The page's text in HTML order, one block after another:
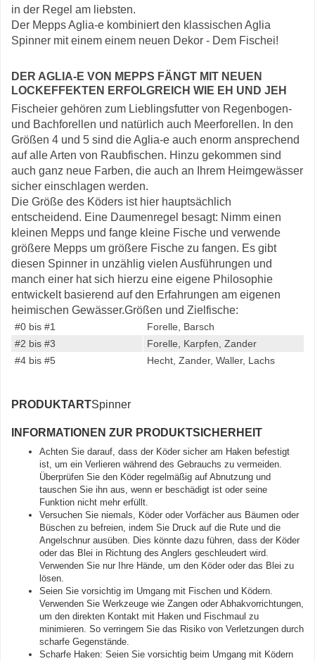
in der Regel am liebsten.
Der Mepps Aglia-e kombiniert den klassischen Aglia
Spinner mit einem einem neuen Dekor - Dem Fischei!
DER AGLIA-E VON MEPPS FÄNGT MIT NEUEN
LOCKEFFEKTEN ERFOLGREICH WIE EH UND JEH
Fischeier gehören zum Lieblingsfutter von Regenbogen-
und Bachforellen und natürlich auch Meerforellen. In den
Größen 4 und 5 sind die Aglia-e auch enorm ansprechend
auf alle Arten von Raubfischen. Hinzu gekommen sind
auch ganz neue Farben, die auch an Ihrem Heimgewässer
sicher einschlagen werden.
Die Größe des Köders ist hier hauptsächlich
entscheidend. Eine Daumenregel besagt: Nimm einen
kleinen Mepps und fange kleine Fische und verwende
größere Mepps um größere Fische zu fangen. Es gibt
diesen Spinner in unzählig vielen Ausführungen und
manch einer hat sich hierzu eine eigene Philosophie
entwickelt basierend auf den Erfahrungen am eigenen
heimischen Gewässer.Größen und Zielfische:
#0 bis #1
Forelle, Barsch
#2 bis #3
Forelle, Karpfen, Zander
#4 bis #5
Hecht, Zander, Waller, Lachs
PRODUKTARTSpinner
INFORMATIONEN ZUR PRODUKTSICHERHEIT
Achten Sie darauf, dass der Köder sicher am Haken befestigt
ist, um ein Verlieren während des Gebrauchs zu vermeiden.
Überprüfen Sie den Köder regelmäßig auf Abnutzung und
tauschen Sie ihn aus, wenn er beschädigt ist oder seine
Funktion nicht mehr erfüllt.
Versuchen Sie niemals, Köder oder Vorfächer aus Bäumen oder
Büschen zu befreien, indem Sie Druck auf die Rute und die
Angelschnur ausüben. Dies könnte dazu führen, dass der Köder
oder das Blei in Richtung des Anglers geschleudert wird.
Verwenden Sie nur Ihre Hände, um den Köder oder das Blei zu
lösen.
Seien Sie vorsichtig im Umgang mit Fischen und Ködern.
Verwenden Sie Werkzeuge wie Zangen oder Abhakvorrichtungen,
um den direkten Kontakt mit Haken und Fischmaul zu
minimieren. So verringern Sie das Risiko von Verletzungen durch
scharfe Gegenstände.
Scharfe Haken: Seien Sie vorsichtig beim Umgang mit Ködern